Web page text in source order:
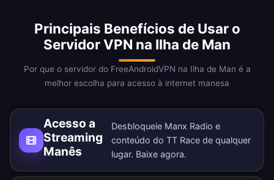
Principais Benefícios de Usar o
Servidor VPN na Ilha de Man
Por que o servidor do FreeAndroidVPN na Ilha de Man é a
melhor escolha para acesso à internet manesa
Acesso a
Streaming
Manês
Desbloqueie Manx Radio e
conteúdo do TT Race de qualquer
lugar. Baixe agora.